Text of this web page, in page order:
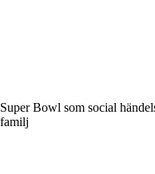
Super Bowl som social
familj